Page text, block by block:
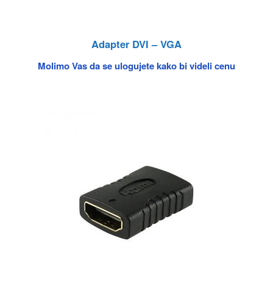
Adapter DVI – VGA
Molimo Vas da se ulogujete kako bi videli cenu